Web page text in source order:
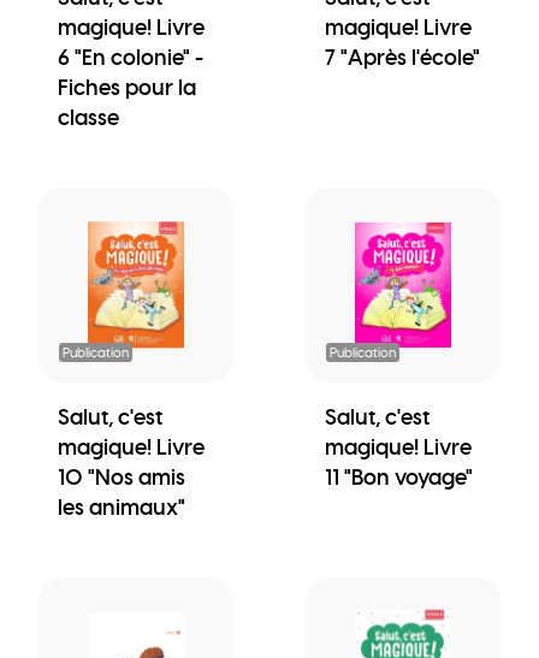
magique! Livre
6 "En colonie" -
Fiches pour la
classe
magique! Livre
7 "Après l'école"
Publication
Salut, c'est
magique! Livre
10 "Nos amis
les animaux"
Publication
Salut, c'est
magique! Livre
11 "Bon voyage"